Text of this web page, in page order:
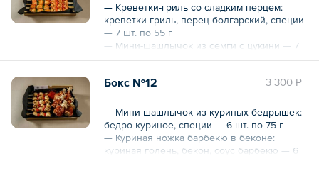
— Креветки-гриль со сладким перцем:
креветки-гриль, перец болгарский, специи
— 7 шт. по 55 г
— Мини-шашлычок из семги с цукини — 7
шт. по 70 г
Общий вес – 875 г 3 300 ₽
Бокс №12
— Мини-шашлычок из куриных бедрышек:
бедро куриное, специи — 6 шт. по 75 г
— Куриная ножка барбекю в беконе:
куриная голень, бекон, соус барбекю — 6